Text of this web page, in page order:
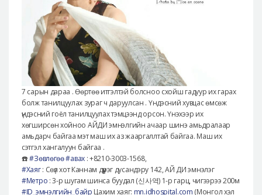
7 сарын дараа . Өөртөө итгэлтэй болсноо схойш гадуур их гарах
болж танилцуулах зураг ч даруулсан . Үндэсний хувцас өмсөж
үндэсний гоёл танилцуулах тэмцээнд орсон. Үнэхээр их
хөгширсөн хойноо АЙДИ эмнэлгийн ачаар шинэ амьдралаар
амьдарч байгаа мэт маш их аз жааргаллтай байгаа. Маш их
сэтгэл хангалуун байгаа .
☎️ #Зөвлөгөө#авах: +8210-3003-1568,
#Хаяг: Сөүл хот Каннам дүүрэг дусандэру 142, АЙ ДИ эмнэлэг
#Метро : 3-р шугам шинса буудал (신사역) 1-р гарц, чигээрээ 200м
#ID_эмнэлгийн_байр Цахим хаяг: mn.idhospital.com (Монгол хэл